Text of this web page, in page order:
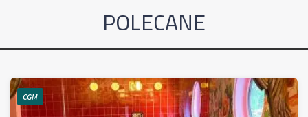
POLECANE
CGM